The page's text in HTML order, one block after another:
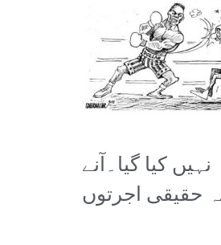
نہیں کیا گیا۔آنے
حقیقی اجرتوں